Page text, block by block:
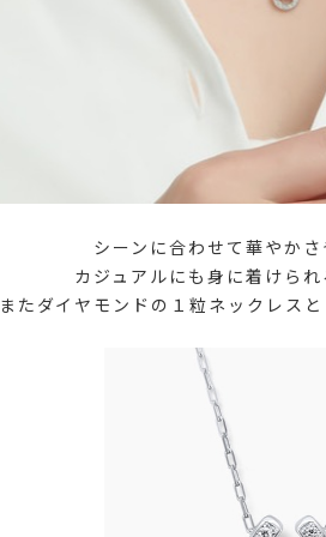
シーンに合わせて華やか
カジュアルにも身に着けら
またダイヤモンドの１粒ネックレス